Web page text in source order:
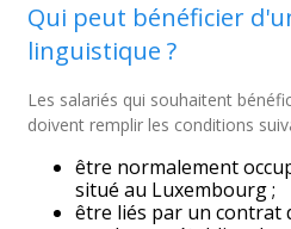
Qui peut bénéficier
linguistique ?
Les salariés qui souhaitent
doivent remplir les conditions
être normalement
situé au Luxembourg ;
être liés par un contrat